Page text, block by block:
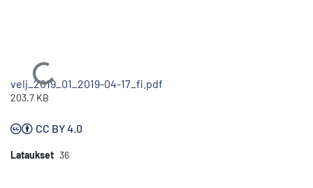
Ladataan...
velj_2019_01_2019-04-17_fi.pdf
203.7 KB
CC BY 4.0
Lataukset 36